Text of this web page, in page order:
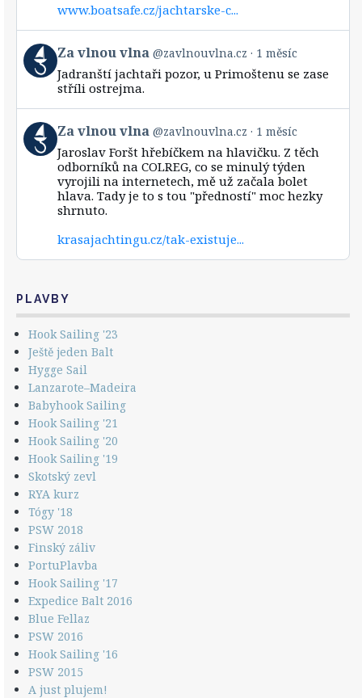
www.boatsafe.cz/jachtarske-c...
View
post
by
vlnou
vlna
on
Bluesky
Za vlnou vlna @zavlnouvlna.cz 1 měsíc
Jadranští jachtaři pozor, u Primoštenu se zase
stříli ostrejma.
View
post
by
Za vlnou vlna @zavlnouvlna.cz 1 měsíc
Jaroslav Foršt hřebíčkem na hlavičku. Z těch
odborníků na COLREG, co se minulý týden
vyrojili na internetech, mě už začala bolet
hlava. Tady je to s tou "předností" moc hezky
shrnuto.
krasajachtingu.cz/tak-existuje...
PLAVBY
Hook Sailing '23
Ještě jeden Balt
Hygge Sail
Lanzarote–Madeira
Babyhook Sailing
Hook Sailing '21
Hook Sailing '20
Hook Sailing '19
Skotský zevl
RYA kurz
Tógy '18
PSW 2018
Finský záliv
PortuPlavba
Hook Sailing '17
Expedice Balt 2016
Blue Fellaz
PSW 2016
Hook Sailing '16
PSW 2015
A just plujem!